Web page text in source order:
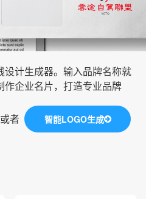
计生成器。输入品牌名称就
企业名片，打造专业品牌
或者 智能LOGO生成